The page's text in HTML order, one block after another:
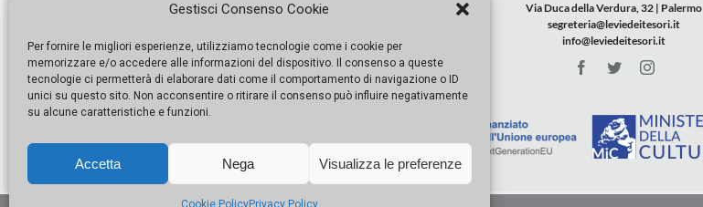
Gestisci Consenso Cookie
Per fornire le migliori esperienze, utilizziamo tecnologie come i cookie per
memorizzare e/o accedere alle informazioni del dispositivo. Il consenso a queste
tecnologie ci permetterà di elaborare dati come il comportamento di navigazione o ID
unici su questo sito. Non acconsentire o ritirare il consenso può influire negativamente
su alcune caratteristiche e funzioni.
Accetta Nega Visualizza le preferenze
Cookie PolicyPrivacy Policy
Via Duca della Verdura, 32 | Palermo
segreteria@leviedeitesori.it
info@leviedeitesori.it